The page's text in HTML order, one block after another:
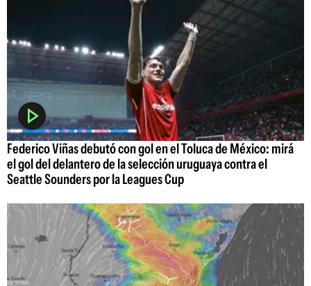
Federico Viñas debutó con gol en el Toluca de México: mirá
el gol del delantero de la selección uruguaya contra el
Seattle Sounders por la Leagues Cup